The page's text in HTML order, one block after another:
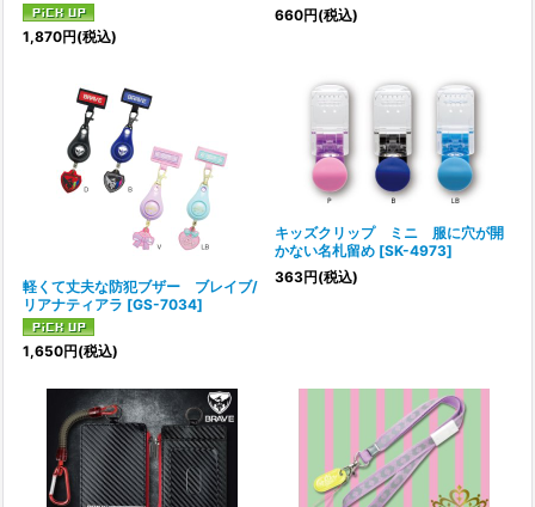
1,870円(税込)
660円(税込)
軽くて丈夫な防犯ブザー ブレイブ/
リアナティアラ [GS-7034]
1,650円(税込)
キッズクリップ ミニ 服に穴が開
かない名札留め [SK-4973]
363円(税込)